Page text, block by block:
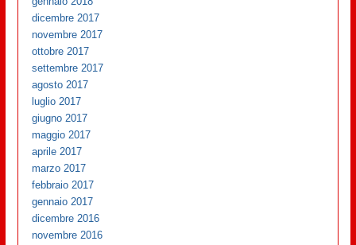
dicembre 2017
novembre 2017
ottobre 2017
settembre 2017
agosto 2017
luglio 2017
giugno 2017
maggio 2017
aprile 2017
marzo 2017
febbraio 2017
gennaio 2017
dicembre 2016
novembre 2016